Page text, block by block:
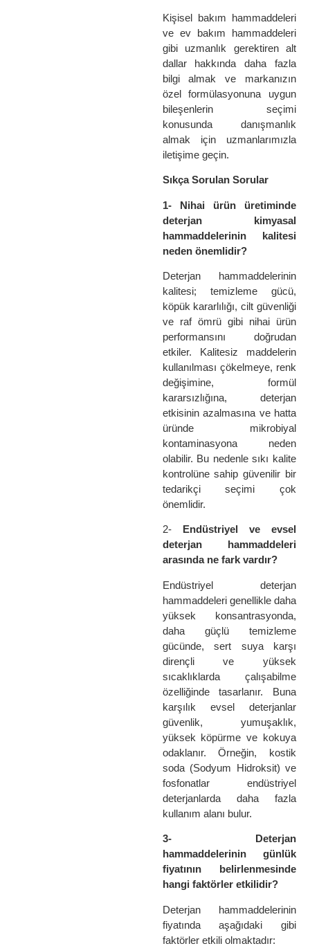
Kişisel bakım hammaddeleri
ve ev bakım hammaddeleri
gibi uzmanlık gerektiren alt
dallar hakkında daha fazla
bilgi almak ve markanızın
özel formülasyonuna uygun
bileşenlerin seçimi
konusunda danışmanlık
almak için uzmanlarımızla
iletişime geçin.
Sıkça Sorulan Sorular
1- Nihai ürün üretiminde
deterjan kimyasal
hammaddelerinin kalitesi
neden önemlidir?
Deterjan hammaddelerinin
kalitesi; temizleme gücü,
köpük kararlılığı, cilt güvenliği
ve raf ömrü gibi nihai ürün
performansını doğrudan
etkiler. Kalitesiz maddelerin
kullanılması çökelmeye, renk
değişimine, formül
kararsızlığına, deterjan
etkisinin azalmasına ve hatta
üründe mikrobiyal
kontaminasyona neden
olabilir. Bu nedenle sıkı kalite
kontrolüne sahip güvenilir bir
tedarikçi seçimi çok
önemlidir.
2- Endüstriyel ve evsel
deterjan hammaddeleri
arasında ne fark vardır?
Endüstriyel deterjan
hammaddeleri genellikle daha
yüksek konsantrasyonda,
daha güçlü temizleme
gücünde, sert suya karşı
dirençli ve yüksek
sıcaklıklarda çalışabilme
özelliğinde tasarlanır. Buna
karşılık evsel deterjanlar
güvenlik, yumuşaklık,
yüksek köpürme ve kokuya
odaklanır. Örneğin, kostik
soda (Sodyum Hidroksit) ve
fosfonatlar endüstriyel
deterjanlarda daha fazla
kullanım alanı bulur.
3- Deterjan
hammaddelerinin günlük
fiyatının belirlenmesinde
hangi faktörler etkilidir?
Deterjan hammaddelerinin
fiyatında aşağıdaki gibi
faktörler etkili olmaktadır: